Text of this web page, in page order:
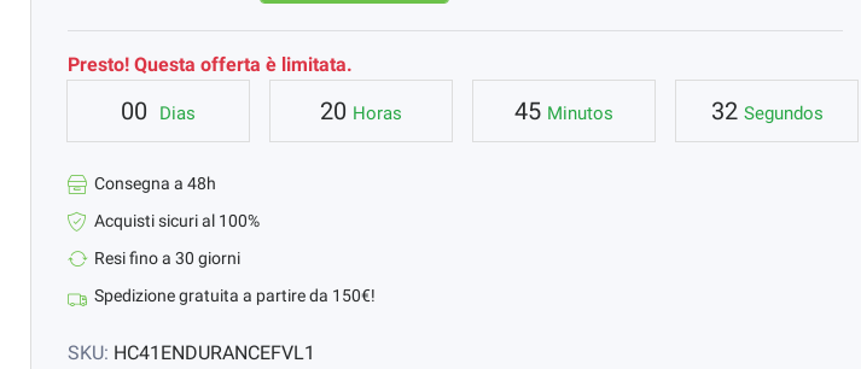
Presto! Questa offerta è limitata.
00 Dias 20 Horas 45 Minutos 31 Segundos
Consegna a 48h
Acquisti sicuri al 100%
Resi fino a 30 giorni
Spedizione gratuita a partire da 150€!
SKU: HC41ENDURANCEFVL1